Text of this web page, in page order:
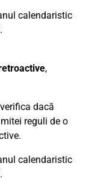
calendaristic
,
dacă
reguli de o
calendaristic